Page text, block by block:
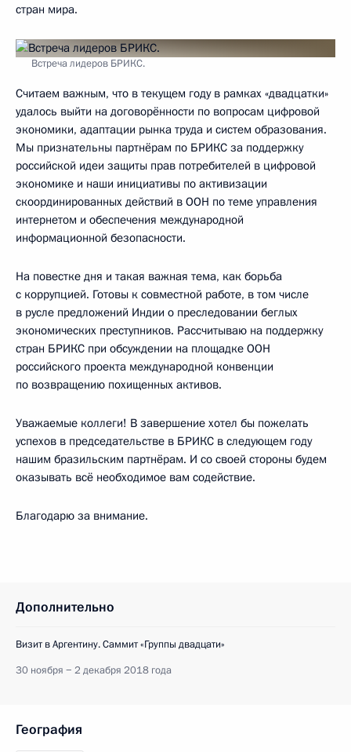
стран мира.
Встреча лидеров БРИКС.
Считаем важным, что в текущем году в рамках «двадцатки»
удалось выйти на договорённости по вопросам цифровой
экономики, адаптации рынка труда и систем образования.
Мы признательны партнёрам по БРИКС за поддержку
российской идеи защиты прав потребителей в цифровой
экономике и наши инициативы по активизации
скоординированных действий в ООН по теме управления
интернетом и обеспечения международной
информационной безопасности.
На повестке дня и такая важная тема, как борьба
с коррупцией. Готовы к совместной работе, в том числе
в русле предложений Индии о преследовании беглых
экономических преступников. Рассчитываю на поддержку
стран БРИКС при обсуждении на площадке ООН
российского проекта международной конвенции
по возвращению похищенных активов.
Уважаемые коллеги! В завершение хотел бы пожелать
успехов в председательстве в БРИКС в следующем году
нашим бразильским партнёрам. И со своей стороны будем
оказывать всё необходимое вам содействие.
Благодарю за внимание.
Дополнительно
Визит в Аргентину. Саммит «Группы двадцати»
30 ноября − 2 декабря 2018 года
География